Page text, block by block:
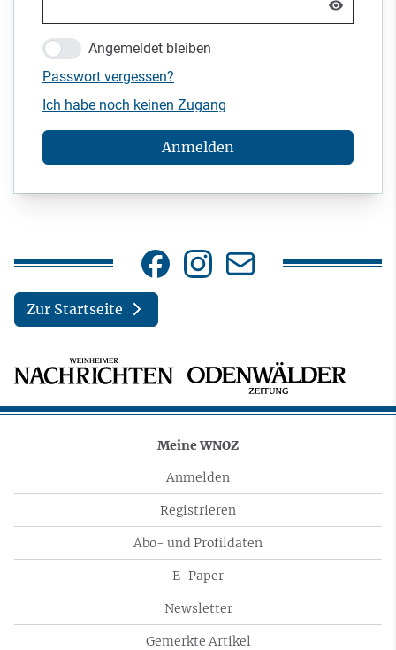
Angemeldet bleiben
Passwort vergessen?
Ich habe noch keinen Zugang
Anmelden
Zur Startseite
Meine WNOZ
Anmelden
Registrieren
Abo- und Profildaten
E-Paper
Newsletter
Gemerkte Artikel